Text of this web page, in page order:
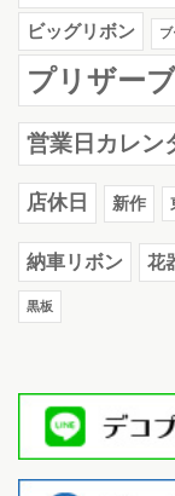
ビッグリボン
プリザー
営業日カレン
店休日 新作
納車リボン 花
黒板